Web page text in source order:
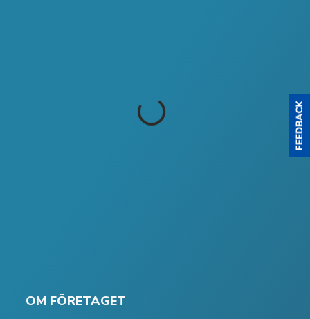
OM FÖRETAGET